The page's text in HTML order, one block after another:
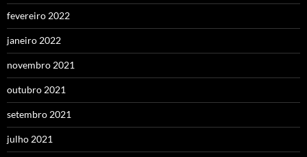
fevereiro 2022
janeiro 2022
novembro 2021
outubro 2021
setembro 2021
julho 2021